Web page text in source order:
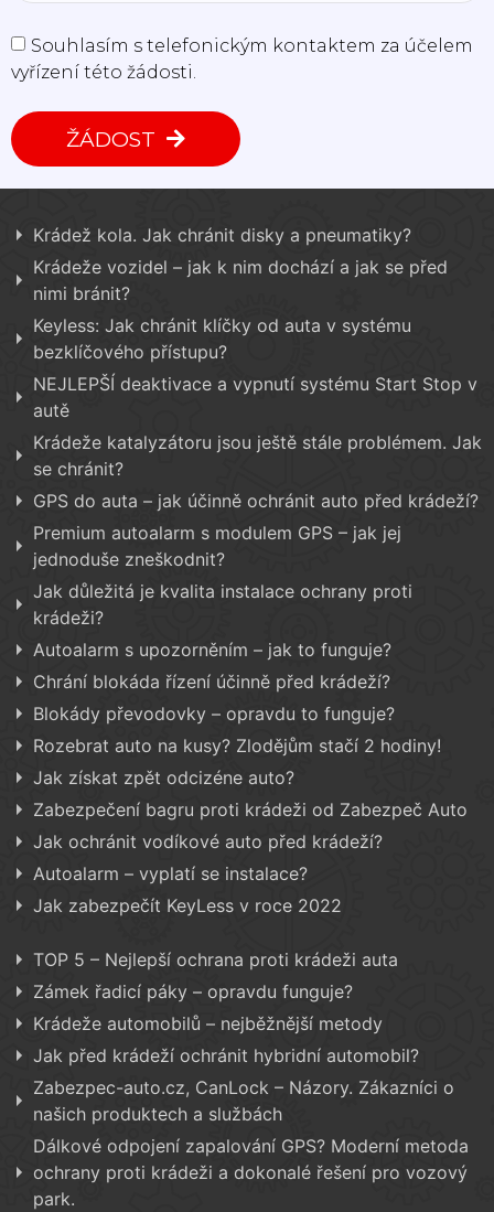
Souhlasím s telefonickým kontaktem za účelem
vyřízení této žádosti.
ŽÁDOST
Krádež kola. Jak chránit disky a pneumatiky?
Krádeže vozidel – jak k nim dochází a jak se před
nimi bránit?
Keyless: Jak chránit klíčky od auta v systému
bezklíčového přístupu?
NEJLEPŠÍ deaktivace a vypnutí systému Start Stop v
autě
Krádeže katalyzátoru jsou ještě stále problémem. Jak
se chránit?
GPS do auta – jak účinně ochránit auto před krádeží?
Premium autoalarm s modulem GPS – jak jej
jednoduše zneškodnit?
Jak důležitá je kvalita instalace ochrany proti
krádeži?
Autoalarm s upozorněním – jak to funguje?
Chrání blokáda řízení účinně před krádeží?
Blokády převodovky – opravdu to funguje?
Rozebrat auto na kusy? Zlodějům stačí 2 hodiny!
Jak získat zpět odcizéne auto?
Zabezpečení bagru proti krádeži od Zabezpeč Auto
Jak ochránit vodíkové auto před krádeží?
Autoalarm – vyplatí se instalace?
Jak zabezpečít KeyLess v roce 2022
TOP 5 – Nejlepší ochrana proti krádeži auta
Zámek řadicí páky – opravdu funguje?
Krádeže automobilů – nejběžnější metody
Jak před krádeží ochránit hybridní automobil?
Zabezpec-auto.cz, CanLock – Názory. Zákazníci o
našich produktech a službách
Dálkové odpojení zapalování GPS? Moderní metoda
ochrany proti krádeži a dokonalé řešení pro vozový
park.